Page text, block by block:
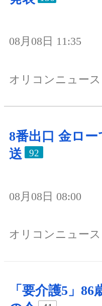
08月08日 11:35
オリコンニュース
8番出口 金ロ
送
92
08月08日 08:00
オリコンニュース
「要介護5」